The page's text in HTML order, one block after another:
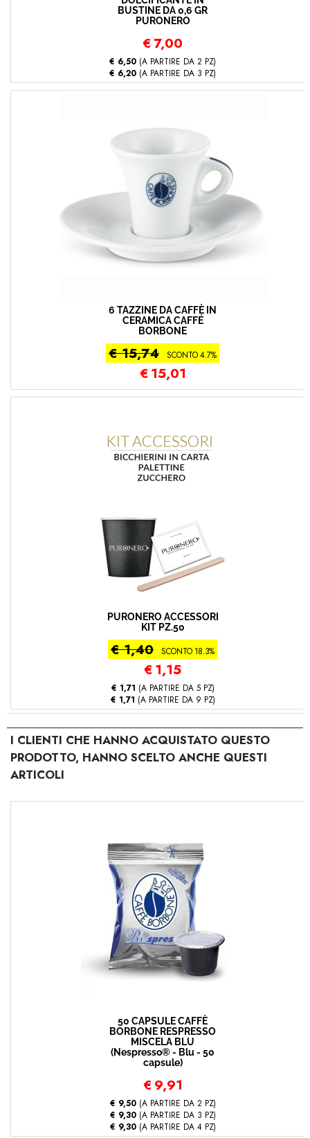
BUSTINE DA 0,6 GR
PURONERO
€ 7,00
€ 6,50 (A PARTIRE DA 2 PZ)
€ 6,20 (A PARTIRE DA 3 PZ)
6 TAZZINE DA CAFFÈ IN
CERAMICA CAFFÉ
BORBONE
€ 15,74 SCONTO 4.7%
€ 15,01
PURONERO ACCESSORI
KIT PZ.50
€ 1,40 SCONTO 18.3%
€ 1,15
€ 1,71 (A PARTIRE DA 5 PZ)
€ 1,71 (A PARTIRE DA 9 PZ)
I CLIENTI CHE HANNO ACQUISTATO QUESTO
PRODOTTO, HANNO SCELTO ANCHE QUESTI
ARTICOLI
50 CAPSULE CAFFÈ
BORBONE RESPRESSO
MISCELA BLU
(Nespresso® - Blu - 50
capsule)
€ 9,91
€ 9,50(A PARTIRE DA 2 PZ)
€ 9,30(A PARTIRE DA 3 PZ)
€ 9,30(A PARTIRE DA 4 PZ)